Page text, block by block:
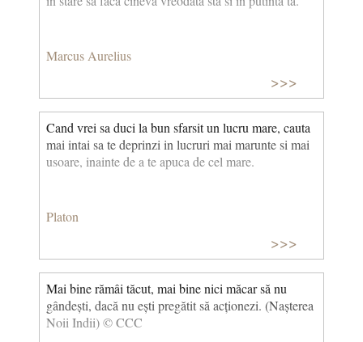
Marcus Aurelius
>>>
Cand vrei sa duci la bun sfarsit un lucru mare, cauta
mai intai sa te deprinzi in lucruri mai marunte si mai
usoare, inainte de a te apuca de cel mare.
Platon
>>>
Mai bine rămâi tăcut, mai bine nici măcar să nu
gândești, dacă nu ești pregătit să acționezi. (Nașterea
Noii Indii) © CCC